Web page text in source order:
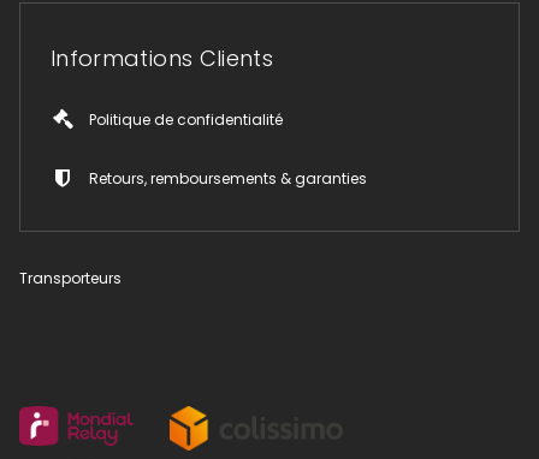
Informations Clients
Politique de confidentialité
Retours, remboursements & garanties
Transporteurs